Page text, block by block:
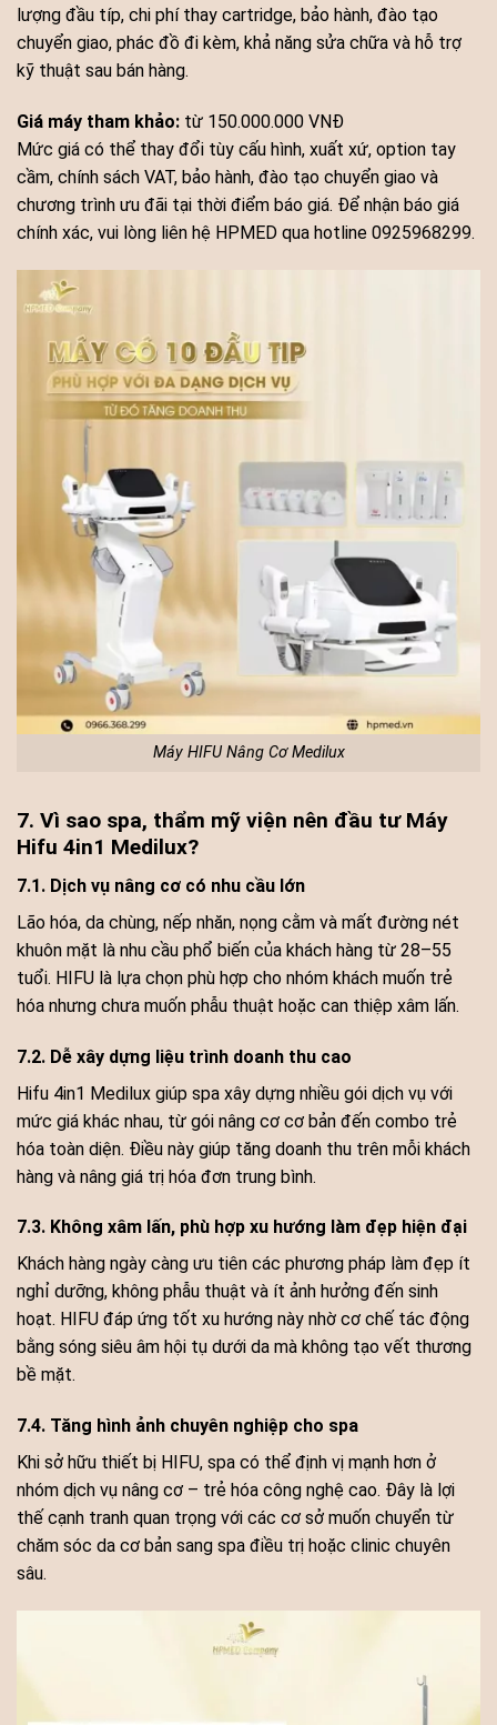
lượng đầu típ, chi phí thay cartridge, bảo hành, đào tạo
chuyển giao, phác đồ đi kèm, khả năng sửa chữa và hỗ trợ
kỹ thuật sau bán hàng.
Giá máy tham khảo: từ 150.000.000 VNĐ
Mức giá có thể thay đổi tùy cấu hình, xuất xứ, option tay
cầm, chính sách VAT, bảo hành, đào tạo chuyển giao và
chương trình ưu đãi tại thời điểm báo giá. Để nhận báo giá
chính xác, vui lòng liên hệ HPMED qua hotline 0925968299.
Máy HIFU Nâng Cơ Medilux
7. Vì sao spa, thẩm mỹ viện nên đầu tư Máy
Hifu 4in1 Medilux?
7.1. Dịch vụ nâng cơ có nhu cầu lớn
Lão hóa, da chùng, nếp nhăn, nọng cằm và mất đường nét
khuôn mặt là nhu cầu phổ biến của khách hàng từ 28–55
tuổi. HIFU là lựa chọn phù hợp cho nhóm khách muốn trẻ
hóa nhưng chưa muốn phẫu thuật hoặc can thiệp xâm lấn.
7.2. Dễ xây dựng liệu trình doanh thu cao
Hifu 4in1 Medilux giúp spa xây dựng nhiều gói dịch vụ với
mức giá khác nhau, từ gói nâng cơ cơ bản đến combo trẻ
hóa toàn diện. Điều này giúp tăng doanh thu trên mỗi khách
hàng và nâng giá trị hóa đơn trung bình.
7.3. Không xâm lấn, phù hợp xu hướng làm đẹp hiện đại
Khách hàng ngày càng ưu tiên các phương pháp làm đẹp ít
nghỉ dưỡng, không phẫu thuật và ít ảnh hưởng đến sinh
hoạt. HIFU đáp ứng tốt xu hướng này nhờ cơ chế tác động
bằng sóng siêu âm hội tụ dưới da mà không tạo vết thương
bề mặt.
7.4. Tăng hình ảnh chuyên nghiệp cho spa
Khi sở hữu thiết bị HIFU, spa có thể định vị mạnh hơn ở
nhóm dịch vụ nâng cơ – trẻ hóa công nghệ cao. Đây là lợi
thế cạnh tranh quan trọng với các cơ sở muốn chuyển từ
chăm sóc da cơ bản sang spa điều trị hoặc clinic chuyên
sâu.